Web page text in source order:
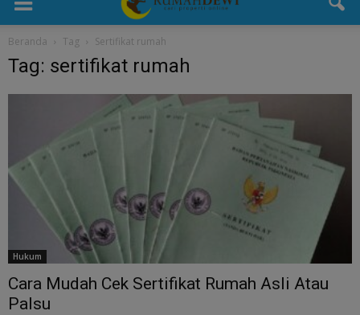
Beranda Tag Sertifikat rumah
Tag: sertifikat rumah
Hukum
Cara Mudah Cek Sertifikat Rumah Asli Atau
Palsu